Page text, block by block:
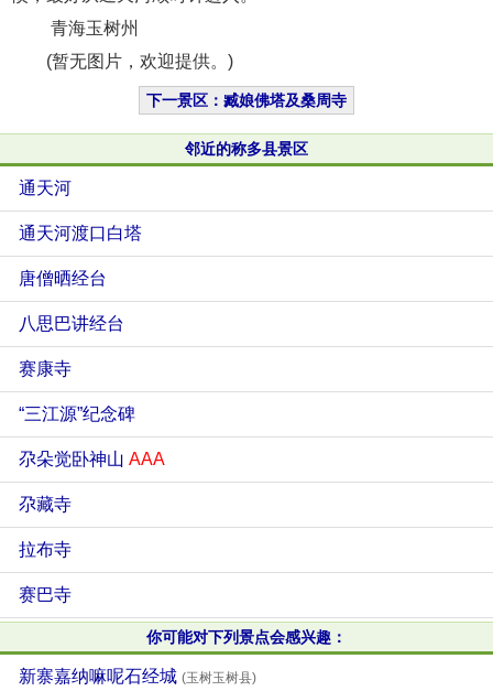
青海玉树州
(暂无图片，欢迎提供。)
下一景区：臧娘佛塔及桑周寺
邻近的称多县景区
通天河
通天河渡口白塔
唐僧晒经台
八思巴讲经台
赛康寺
“三江源”纪念碑
尕朵觉卧神山 AAA
尕藏寺
拉布寺
赛巴寺
你可能对下列景点会感兴趣：
新寨嘉纳嘛呢石经城 (玉树玉树县)